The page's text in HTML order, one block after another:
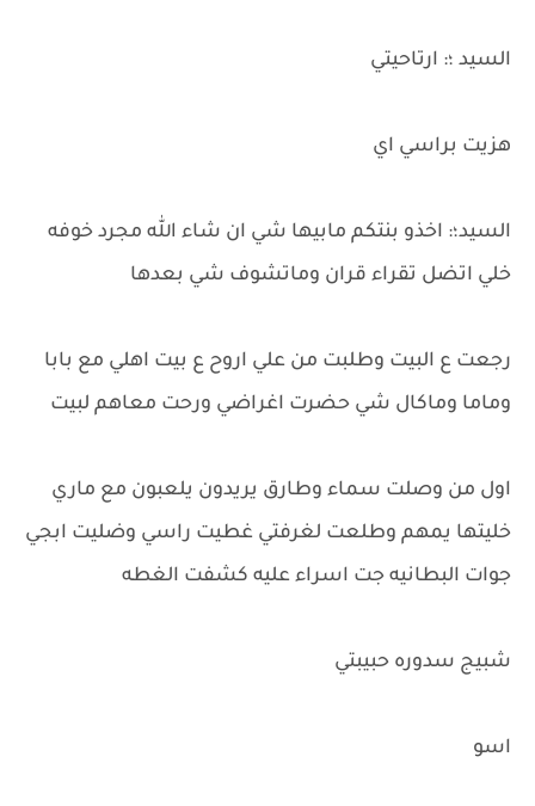
السيد ؛: ارتاحيتي
هزيت براسي اي
السيد؛: اخذو بنتكم مابيها شي ان شاء الله مجرد خوفه
خلي اتضل تقراء قران وماتشوف شي بعدها
رجعت ع البيت وطلبت من علي اروح ع بيت اهلي مع بابا
وماما وماكال شي حضرت اغراضي ورحت معاهم لبيت
اول من وصلت سماء وطارق يريدون يلعبون مع ماري
خليتها يمهم وطلعت لغرفتي غطيت راسي وضليت ابجي
جوات البطانيه جت اسراء عليه كشفت الغطه
شبيج سدوره حبيبتي
اسو